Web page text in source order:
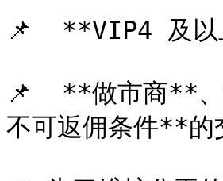
📌  **VIP4 及以
📌  **做市商**、
不可返佣条件**的